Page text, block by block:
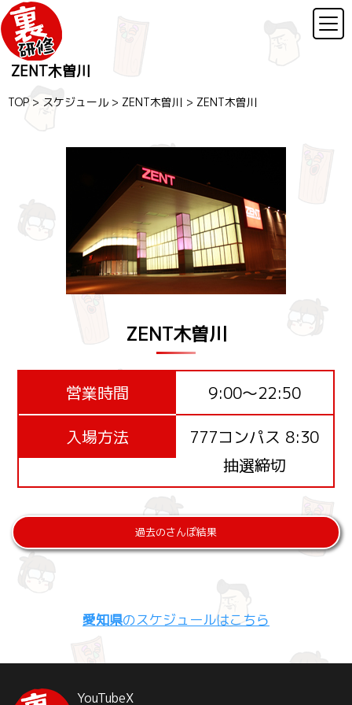
ZENT木曽川
TOP > スケジュール > ZENT木曽川 > ZENT木曽川
ZENT木曽川
営業時間
9:00～22:50
入場方法
777コンパス 8:30
抽選締切
過去のさんぽ結果
愛知県のスケジュールはこちら
YouTubeX